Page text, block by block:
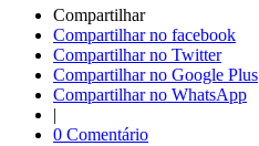
Compartilhar
Compartilhar no facebook
Compartilhar no Twitter
Compartilhar no Google Plus
Compartilhar no WhatsApp
|
0 Comentário